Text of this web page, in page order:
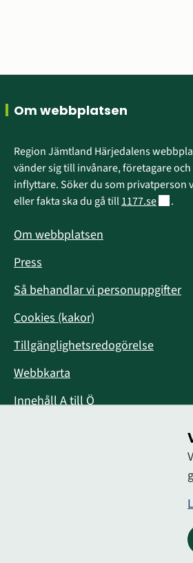
Sidfot
Om webbplatsen
Region Jämtland Härjedalens
vänder sig till invånare, företagare och
inflyttare. Söker du som privatperson
eller fakta ska du gå till 1177.seLänk
.
Om webbplatsen
Press
Så behandlar vi personuppgifter
Cookies (kakor)
Tillgänglighetsredogörelse
Webbkarta
Innehåll A till Ö